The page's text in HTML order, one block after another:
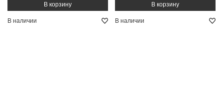
В наличии В наличии